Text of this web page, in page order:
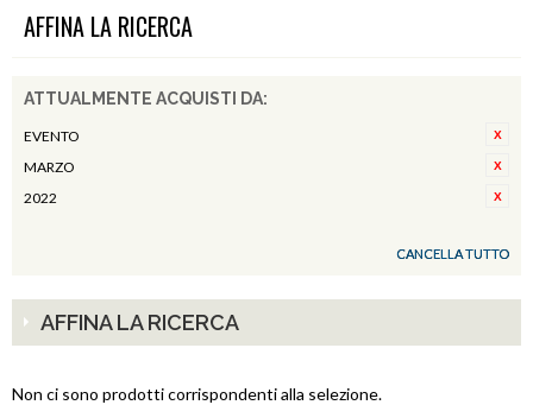
AFFINA LA RICERCA
ATTUALMENTE ACQUISTI DA:
EVENTO
MARZO
2022
CANCELLA TUTTO
AFFINA LA RICERCA
Non ci sono prodotti corrispondenti alla selezione.